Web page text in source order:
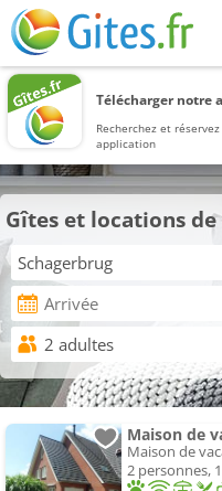
Télécharger notre
Recherchez et
application
Gîtes et locations
Maison de
Maison de
2 personnes,